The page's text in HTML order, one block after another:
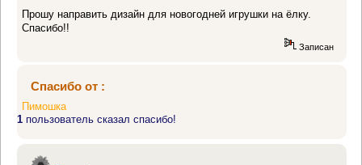
Прошу направить дизайн для новогодней игрушки на ёлку.
Спасибо!!
Записан
Спасибо от :
Пимошка
1 пользователь сказал спасибо!